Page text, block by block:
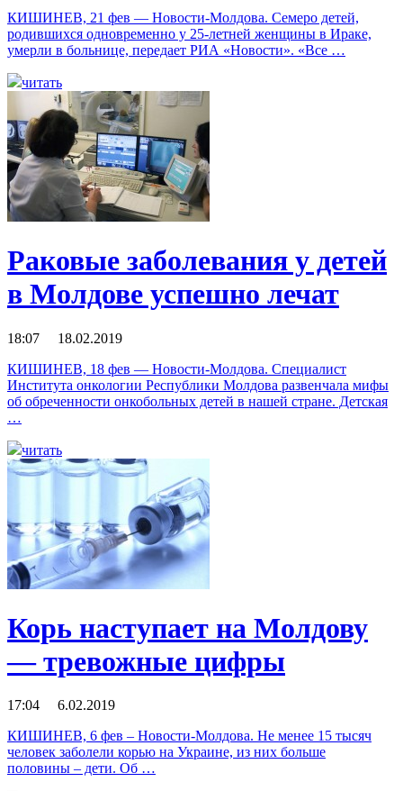
КИШИНЕВ, 21 фев — Новости-Молдова. Семеро детей,
родившихся одновременно у 25-летней женщины в Ираке,
умерли в больнице, передает РИА «Новости». «Все …
читать
Раковые заболевания у детей
в Молдове успешно лечат
18:07 18.02.2019
КИШИНЕВ, 18 фев — Новости-Молдова. Специалист
Института онкологии Республики Молдова развенчала мифы
об обреченности онкобольных детей в нашей стране. Детская
…
читать
Корь наступает на Молдову
— тревожные цифры
17:04 6.02.2019
КИШИНЕВ, 6 фев – Новости-Молдова. Не менее 15 тысяч
человек заболели корью на Украине, из них больше
половины – дети. Об …